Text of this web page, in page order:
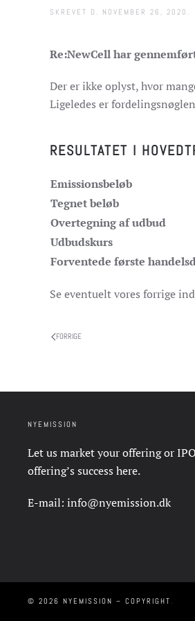
SKREVET D. NOVEMBER 26, 2020 .
Re:NewCell har
Der er ikke oplyst, hvor
Ligeledes er
RESULTATET I
Emissionsbeløb
Tegnet beløb
Overtegning af udbud
Udbudskurs
Forventede første
Se eventuelt vores forrige
FORRIGE
NYEMISSION
Let us market your offering or
offering’s success here.
E-mail: info@nyemission.dk
© 2026 NYEMISSION – COPYRIGHT .